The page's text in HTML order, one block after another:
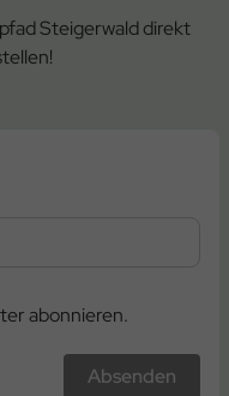
Steigerwald direkt
abonnieren.